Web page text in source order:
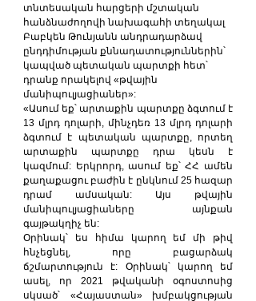
տնտեսական հարցերի մշտական
հանձնաժողովի նախագահի տեղակալ
Բաբկեն Թունյանն անդրադարձավ
ընդդիմության քննադատություններին՝
կապված պետական պարտքի հետ՝
դրանք որակելով «թվային
մանիպուլյացիաներ»:
«Ասում եք՝ արտաքին պարտքը ձգտում է
13 մլրդ դոլարի, մինչդեռ 13 մլրդ դոլարի
ձգտում է պետական պարտքը, որտեղ
արտաքին պարտքը դրա կեսն է
կազմում: Երկրորդ, ասում եք՝ ՀՀ ամեն
քաղաքացու բաժին է ընկնում 25 հազար
դրամ ամսական: Այս թվային
մանիպուլյացիաները այնքան
գայթակղիչ են:
Օրինակ՝ ես հիմա կարող եմ մի թիվ
հնչեցնել, որը բացարձակ
ճշմարտություն է: Օրինակ՝ կարող եմ
ասել, որ 2021 թվականի օգոստոսից
սկսած՝ «Հայաստան» խմբակցության